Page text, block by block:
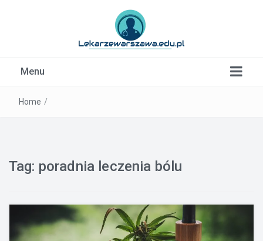
Menu
Home /
Tag: poradnia leczenia bólu